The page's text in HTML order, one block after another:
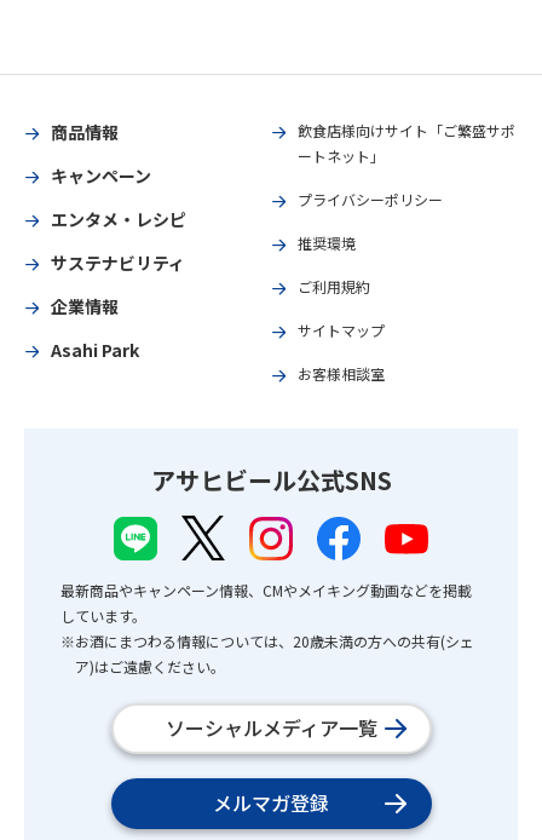
商品情報
キャンペーン
エンタメ・レシピ
サステナビリティ
企業情報
Asahi Park
飲食店様向けサイト「ご繁盛サポ
ートネット」
プライバシーポリシー
推奨環境
ご利用規約
サイトマップ
お客様相談室
アサヒビール公式SNS
最新商品やキャンペーン情報、CMやメイキング動画などを掲載
しています。
※お酒にまつわる情報については、20歳未満の方への共有(シェ
ア)はご遠慮ください。
ソーシャルメディア一覧
メルマガ登録